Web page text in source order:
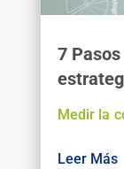
7
Medir la
Leer Más